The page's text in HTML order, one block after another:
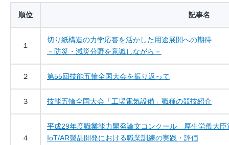
順位 記事名
１
切り紙構造の力学応答を活かした用途展開への期待
－防災・減災分野を意識しながら－
２ 第55回技能五輪全国大会を振り返って
３ 技能五輪全国大会「工場電気設備」職種の競技紹介
４
平成29年度職業能力開発論文コンクール 厚生労働大臣
IoT/AR製品開発における職業訓練の実践・評価